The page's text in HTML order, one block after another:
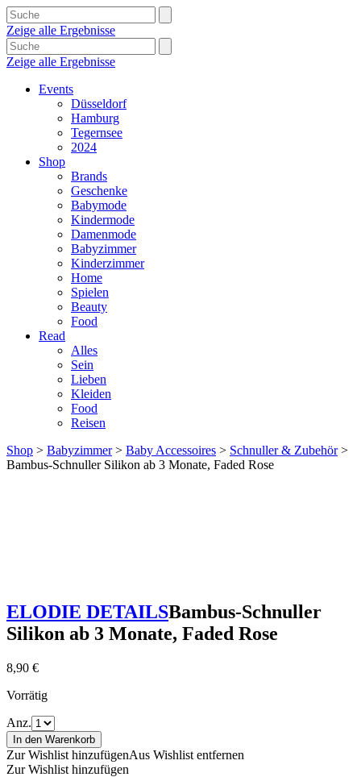
Zeige alle Ergebnisse
Zeige alle Ergebnisse
Events
Düsseldorf
Hamburg
Tegernsee
2024
Shop
Brands
Geschenke
Babymode
Kindermode
Damenmode
Babyzimmer
Kinderzimmer
Home
Spielen
Beauty
Food
Read
Alles
Sein
Lieben
Kleiden
Food
Reisen
Shop > Babyzimmer> Baby Accessoires > Schnuller & Zubehör>
Bambus-Schnuller Silikon ab 3 Monate, Faded Rose
ELODIE DETAILSBambus-Schnuller
Silikon ab 3 Monate, Faded Rose
8,90 €
Vorrätig
Anz.
In den Warenkorb
Zur Wishlist hinzufügenAus Wishlist entfernen
Zur Wishlist hinzufügen